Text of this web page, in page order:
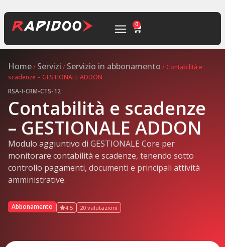
0
Home/ Servizi / Servizio in abbonamento / Contabilità e
scadenze – GESTIONALE ADDON
RSA-I-CRM-CTS-12
Contabilità e scadenze
– GESTIONALE ADDON
Modulo aggiuntivo di GESTIONALE Core per
monitorare contabilità e scadenze, tenendo sotto
controllo pagamenti, documenti e principali attività
amministrative.
Abbonamento 4.5 20 valutazioni